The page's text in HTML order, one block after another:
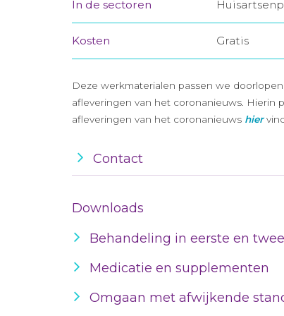
In de sectoren
Kosten Gratis
Deze werkmaterialen passen we
afleveringen van het coronanieuws. Hierin
afleveringen van het coronanieuws hier
Contact
Downloads
Behandeling in eerste en
Medicatie en supplementen
Omgaan met afwijkende